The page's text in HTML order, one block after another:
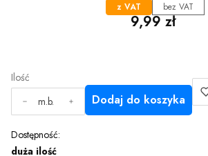
z VAT bez VAT
Cena
9,99 zł
Ilość
m.b.
Dodaj do koszyka
Dostępność:
duża ilość